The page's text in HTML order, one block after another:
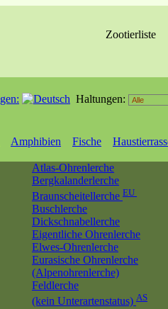
Zootierliste
Haltungen:
Amphibien Fische
Atlas-Ohrenlerche
Bergkalanderlerche
Braunscheitellerche EU
Buschlerche
Dickschnabellerche
Eigentliche Ohrenlerche
Elwes-Ohrenlerche
Eurasische Ohrenlerche
(Alpenohrenlerche)
Feldlerche
(kein Unterartenstatus) AS